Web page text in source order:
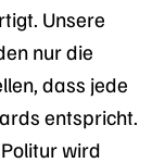
Unsere
nur die
dass jede
entspricht.
wird